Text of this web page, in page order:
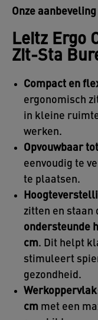
Onze aanbeveling
Leitz Ergo
Zit-Sta
Compact en
ergonomisch
in kleine
werken.
Opvouwbaar
eenvoudig te
te plaatsen.
zitten en staan
ondersteunde
cm. Dit helpt
stimuleert
gezondheid.
cm met een